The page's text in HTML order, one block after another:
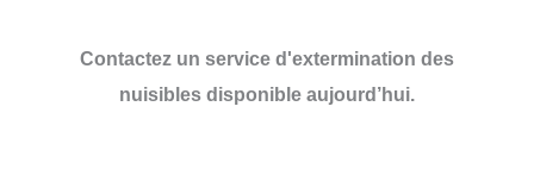
Contactez un service d'extermination des
nuisibles disponible aujourd’hui.